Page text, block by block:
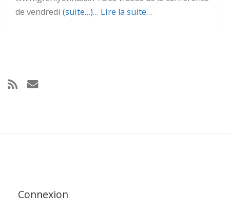
de vendredi (suite…)… Lire la suite…
Connexion